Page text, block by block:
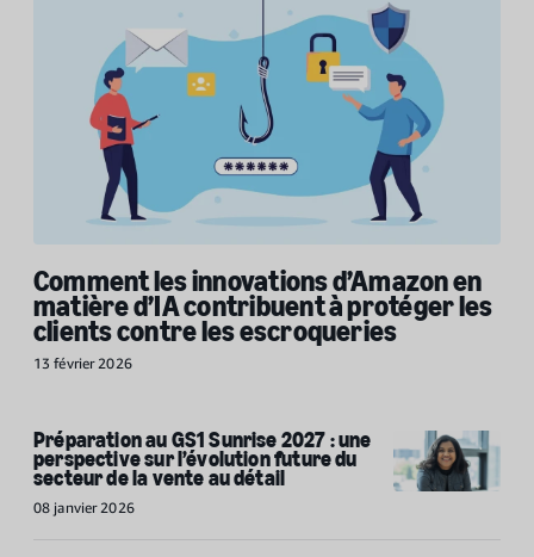
Comment les innovations d’Amazon en
matière d’IA contribuent à protéger les
clients contre les escroqueries
13 février 2026
Préparation au GS1 Sunrise 2027 : une
perspective sur l’évolution future du
secteur de la vente au détail
08 janvier 2026